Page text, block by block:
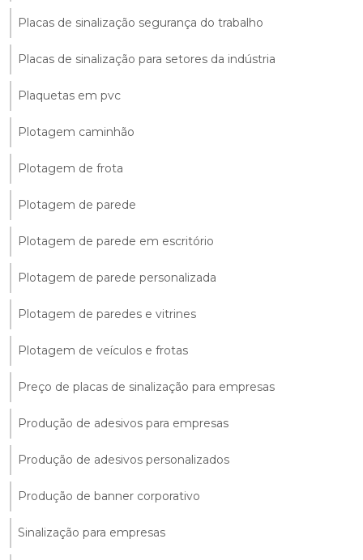
Placas de sinalização segurança do trabalho
Placas de sinalização para setores da indústria
Plaquetas em pvc
Plotagem caminhão
Plotagem de frota
Plotagem de parede
Plotagem de parede em escritório
Plotagem de parede personalizada
Plotagem de paredes e vitrines
Plotagem de veículos e frotas
Preço de placas de sinalização para empresas
Produção de adesivos para empresas
Produção de adesivos personalizados
Produção de banner corporativo
Sinalização para empresas